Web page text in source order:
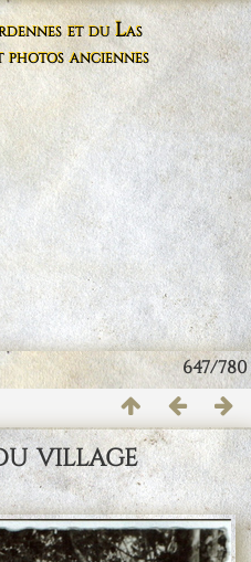
et du Las
photos anciennes
647/780
village